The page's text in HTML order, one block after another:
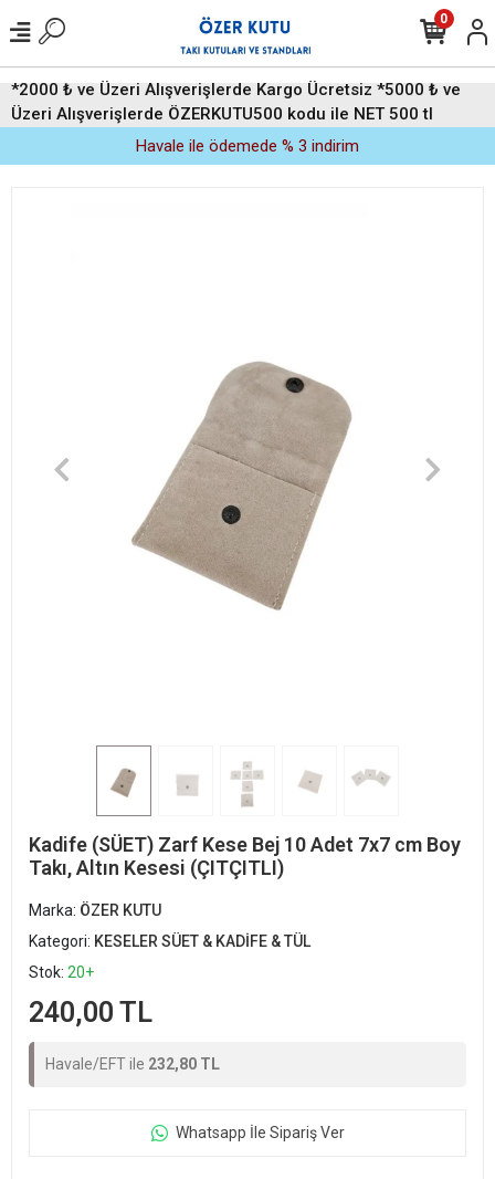
*2000 ₺ ve Üzeri Alışverişlerde Kargo Ücretsiz *5000 ₺ ve
Üzeri Alışverişlerde ÖZERKUTU500 kodu ile NET 500 tl
indirim (Üyelere Özel)Havale ile ödemede % 3 indirim
0
Kadife (SÜET) Zarf Kese Bej 10 Adet 7x7 cm Boy
Takı, Altın Kesesi (ÇITÇITLI)
Marka: ÖZER KUTU
Kategori: KESELER SÜET & KADİFE & TÜL
Stok: 20+
240,00 TL
Havale/EFT ile 232,80 TL
Whatsapp İle Sipariş Ver